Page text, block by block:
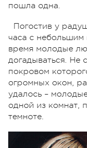
пошла одна.
Погостив у
часа с небольшим
время молодые
догадываться. Не
покровом
огромных окон,
удалось –
одной из комнат,
темноте.